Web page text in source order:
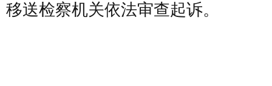
移送检察机关依法审查起诉。